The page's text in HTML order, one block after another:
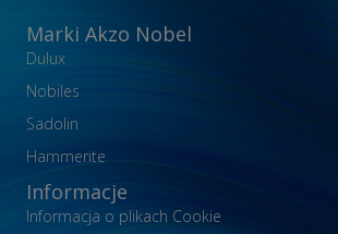
Marki Akzo Nobel
Dulux
Nobiles
Sadolin
Hammerite
Informacje
Informacja o plikach Cookie